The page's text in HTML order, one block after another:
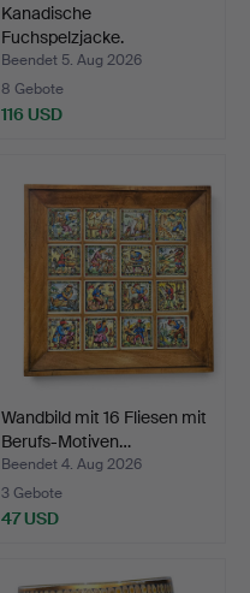
Kanadische
Fuchspelzjacke.
Konfektionsmaß …
Beendet 5. Aug 2026
8 Gebote
116 USD
Wandbild mit 16 Fliesen mit
Berufs-Motiven…
Beendet 4. Aug 2026
3 Gebote
47 USD